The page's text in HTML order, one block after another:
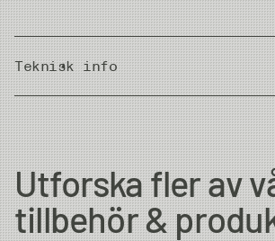
Teknisk info
Country of Origin
Utforska fler av
tillbehör &